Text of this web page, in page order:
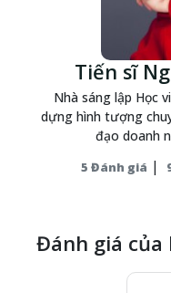
Tiến sĩ
Nhà sáng lập Học
dựng hình tượng
đạo doanh
5 Đánh giá |
Đánh giá của